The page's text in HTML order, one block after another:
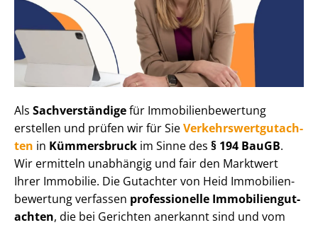
Als Sachverständigefür Im­mo­bi­li­en­be­wer­tung
erstellen und prüfen wir für SieVer­kehrs­wert­gut­ach­
ten in Kümmersbruck im Sinne des § 194 BauGB.
Wir ermitteln unabhängig und fair den Marktwert
Ihrer Immobilie. Die Gutachter von Heid Im­mo­bi­li­en­
be­wer­tung verfassen professionelle Im­mo­bi­li­en­gut­
ach­ten, die bei Gerichten anerkannt sind und vom